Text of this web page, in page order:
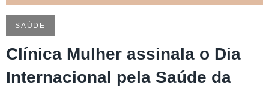
SAÚDE
Clínica Mulher assinala o Dia
Internacional pela Saúde da